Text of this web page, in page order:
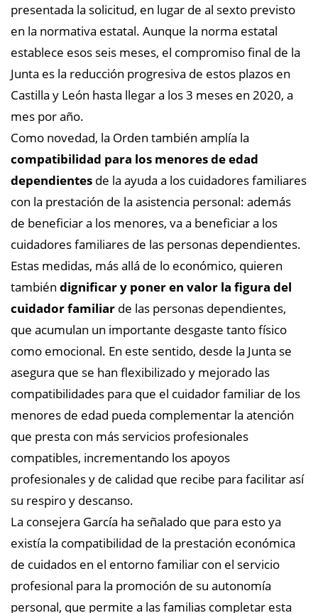
presentada la solicitud, en lugar de al sexto previsto
en la normativa estatal. Aunque la norma estatal
establece esos seis meses, el compromiso final de la
Junta es la reducción progresiva de estos plazos en
Castilla y León hasta llegar a los 3 meses en 2020, a
mes por año.
Como novedad, la Orden también amplía la
compatibilidad para los menores de edad
dependientes de la ayuda a los cuidadores familiares
con la prestación de la asistencia personal: además
de beneficiar a los menores, va a beneficiar a los
cuidadores familiares de las personas dependientes.
Estas medidas, más allá de lo económico, quieren
también dignificar y poner en valor la figura del
cuidador familiar de las personas dependientes,
que acumulan un importante desgaste tanto físico
como emocional. En este sentido, desde la Junta se
asegura que se han flexibilizado y mejorado las
compatibilidades para que el cuidador familiar de los
menores de edad pueda complementar la atención
que presta con más servicios profesionales
compatibles, incrementando los apoyos
profesionales y de calidad que recibe para facilitar así
su respiro y descanso.
La consejera García ha señalado que para esto ya
existía la compatibilidad de la prestación económica
de cuidados en el entorno familiar con el servicio
profesional para la promoción de su autonomía
personal, que permite a las familias completar esta